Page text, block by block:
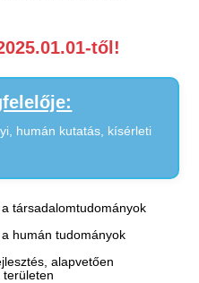
től!
humán kutatás, kísérleti
társadalomtudományok
humán tudományok
alapvetően
területen